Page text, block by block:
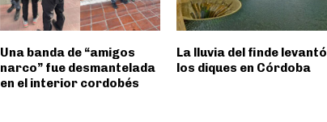
Una banda de “amigos
narco” fue desmantelada
en el interior cordobés
La lluvia del finde levantó
los diques en Córdoba